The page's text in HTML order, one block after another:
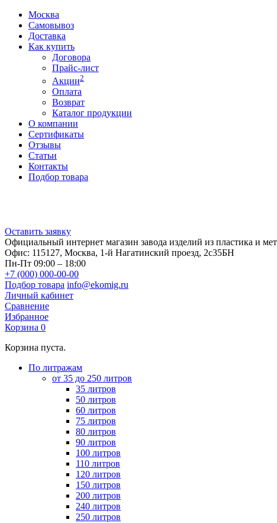
Москва
Самовывоз
Доставка
Как купить
Договора
Прайс-лист
Акции2
Оплата
Возврат
Каталог продукции
О компании
Сертификаты
Отзывы
Статьи
Контакты
Подбор товара
Оставить заявку
Официальный интернет магазин завода изделий из пластика и
Офис: 115127, Москва, 1-й Нагатинский проезд, 2с35БН
Пн-Пт 09:00 – 18:00
+7 (000) 000-00-00
Подбор товара info@ekomig.ru
Личный кабинет
Сравнение
Избранное
Корзина 0
Корзина пуста.
По литражам
от 35 до 250 литров
35 литров
50 литров
60 литров
75 литров
80 литров
90 литров
100 литров
110 литров
120 литров
150 литров
200 литров
240 литров
250 литров